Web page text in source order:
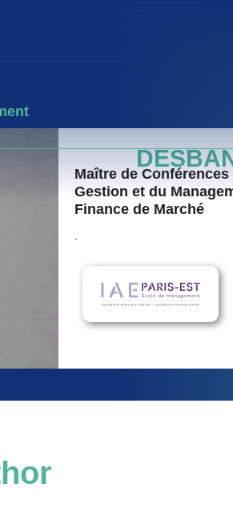
Maître de
Gestion et du
Finance de Marché